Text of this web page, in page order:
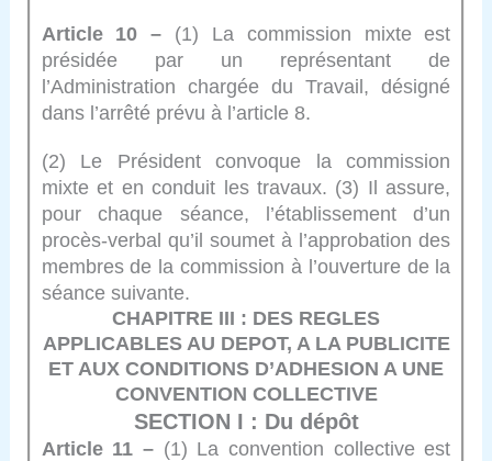
Article 10 – (1) La commission mixte est
présidée par un représentant de
l’Administration chargée du Travail, désigné
dans l’arrêté prévu à l’article 8.
(2) Le Président convoque la commission
mixte et en conduit les travaux. (3) Il assure,
pour chaque séance, l’établissement d’un
procès-verbal qu’il soumet à l’approbation des
membres de la commission à l’ouverture de la
séance suivante.
CHAPITRE III : DES REGLES
APPLICABLES AU DEPOT, A LA PUBLICITE
ET AUX CONDITIONS D’ADHESION A UNE
CONVENTION COLLECTIVE
SECTION I : Du dépôt
Article 11 –(1) La convention collective est